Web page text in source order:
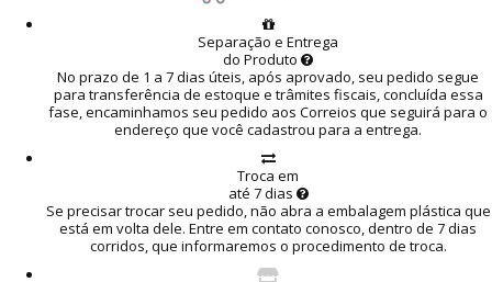
Separação e Entrega
do Produto
No prazo de 1 a 7 dias úteis, após aprovado, seu pedido segue
para transferência de estoque e trâmites fiscais, concluída essa
fase, encaminhamos seu pedido aos Correios que seguirá para o
endereço que você cadastrou para a entrega.
Troca em
até 7 dias
Se precisar trocar seu pedido, não abra a embalagem plástica que
está em volta dele. Entre em contato conosco, dentro de 7 dias
corridos, que informaremos o procedimento de troca.